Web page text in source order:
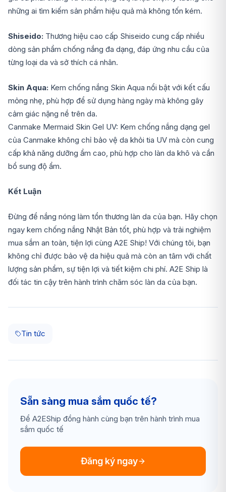
những ai tìm kiếm sản phẩm hiệu quả mà không tốn kém.
Shiseido: Thương hiệu cao cấp Shiseido cung cấp nhiều
dòng sản phẩm chống nắng đa dạng, đáp ứng nhu cầu của
từng loại da và sở thích cá nhân.
Skin Aqua: Kem chống nắng Skin Aqua nổi bật với kết cấu
mỏng nhẹ, phù hợp để sử dụng hàng ngày mà không gây
cảm giác nặng nề trên da.
Canmake Mermaid Skin Gel UV: Kem chống nắng dạng gel
của Canmake không chỉ bảo vệ da khỏi tia UV mà còn cung
cấp khả năng dưỡng ẩm cao, phù hợp cho làn da khô và cần
bổ sung độ ẩm.
Kết Luận
Đừng để nắng nóng làm tổn thương làn da của bạn. Hãy chọn
ngay kem chống nắng Nhật Bản tốt, phù hợp và trải nghiệm
mua sắm an toàn, tiện lợi cùng A2E Ship! Với chúng tôi, bạn
không chỉ được bảo vệ da hiệu quả mà còn an tâm với chất
lượng sản phẩm, sự tiện lợi và tiết kiệm chi phí. A2E Ship là
đối tác tin cậy trên hành trình chăm sóc làn da của bạn.
Tin tức
Sẵn sàng mua sắm quốc tế?
Để A2EShip đồng hành cùng bạn trên hành trình mua
sắm quốc tế
Đăng ký ngay